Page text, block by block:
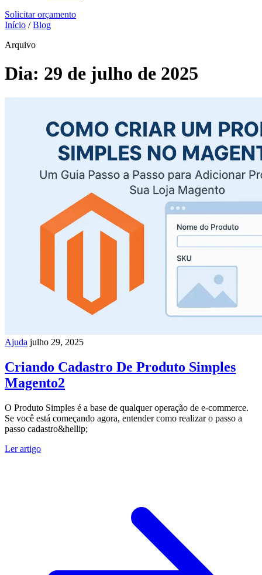
Solicitar orçamento
Início / Blog
Arquivo
Dia: 29 de julho de 2025
Ajuda julho 29, 2025
Criando Cadastro De Produto Simples
Magento2
O Produto Simples é a base de qualquer operação de e-commerce.
Se você está começando agora, entender como realizar o passo a
passo cadastro&hellip;
Ler artigo